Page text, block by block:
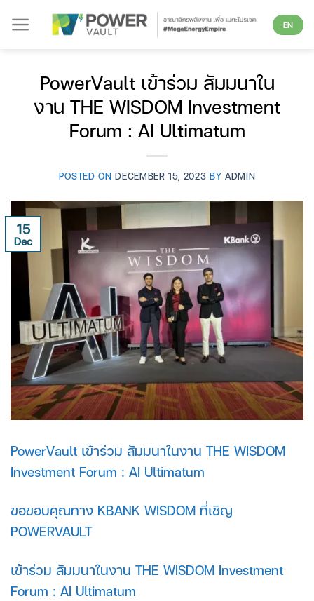
EN
PowerVault เข้าร่วม สัมมนาใน
งาน THE WISDOM Investment
Forum : AI Ultimatum
POSTED ONDECEMBER 15, 2023 BYADMIN
15
Dec
PowerVault เข้าร่วม สัมมนาในงาน THE WISDOM
Investment Forum : AI Ultimatum
ขอขอบคุณทาง KBANK WISDOM ที่เชิญ
POWERVAULT
เข้าร่วม สัมมนาในงาน THE WISDOM Investment
Forum : AI Ultimatum